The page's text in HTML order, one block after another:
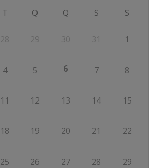
T Q Q S S
28 29 30 31 1
4 5 6 7 8
11 12 13 14 15
18 19 20 21 22
25 26 27 28 29